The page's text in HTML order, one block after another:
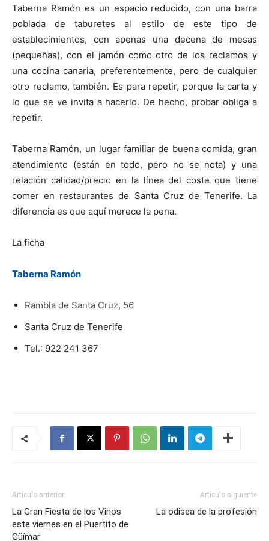
Taberna Ramón es un espacio reducido, con una barra
poblada de taburetes al estilo de este tipo de
establecimientos, con apenas una decena de mesas
(pequeñas), con el jamón como otro de los reclamos y
una cocina canaria, preferentemente, pero de cualquier
otro reclamo, también. Es para repetir, porque la carta y
lo que se ve invita a hacerlo. De hecho, probar obliga a
repetir.
Taberna Ramón, un lugar familiar de buena comida, gran
atendimiento (están en todo, pero no se nota) y una
relación calidad/precio en la línea del coste que tiene
comer en restaurantes de Santa Cruz de Tenerife. La
diferencia es que aquí merece la pena.
La ficha
Taberna Ramón
Rambla de Santa Cruz, 56
Santa Cruz de Tenerife
Tel.: 922 241 367
Artículo anterior
La Gran Fiesta de los Vinos
este viernes en el Puertito de
Güímar
Artículo siguiente
La odisea de la profesión